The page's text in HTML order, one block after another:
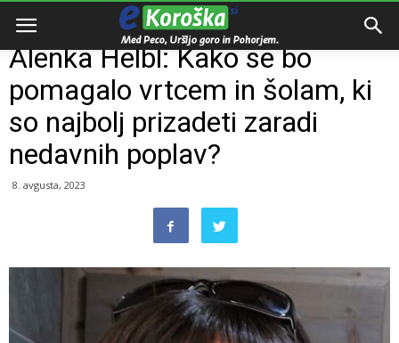
Domov
Alenka Helbl: Kako se bo
pomagalo vrtcem in šolam, ki
so najbolj prizadeti zaradi
nedavnih poplav?
8. avgusta, 2023